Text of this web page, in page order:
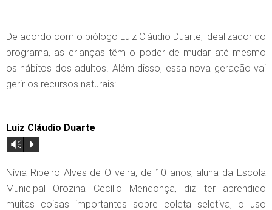
De acordo com o biólogo Luiz Cláudio Duarte, idealizador do
programa, as crianças têm o poder de mudar até mesmo
os hábitos dos adultos. Além disso, essa nova geração vai
gerir os recursos naturais:
Luiz Cláudio Duarte
Vm P
Nívia Ribeiro Alves de Oliveira, de 10 anos, aluna da Escola
Municipal Orozina Cecílio Mendonça, diz ter aprendido
muitas coisas importantes sobre coleta seletiva, o uso